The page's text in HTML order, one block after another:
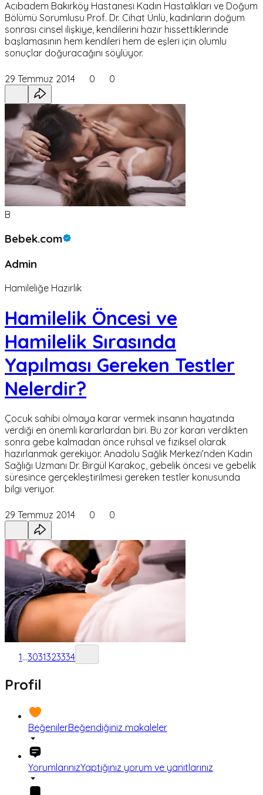
Acıbadem Bakırköy Hastanesi Kadın Hastalıkları ve Doğum
Bölümü Sorumlusu Prof. Dr. Cihat Ünlü, kadınların doğum
sonrası cinsel ilişkiye, kendilerini hazır hissettiklerinde
başlamasının hem kendileri hem de eşleri için olumlu
sonuçlar doğuracağını söylüyor.
29 Temmuz 2014 0 0
B
Bebek.com
Admin
Hamileliğe Hazırlık
Hamilelik Öncesi ve
Hamilelik Sırasında
Yapılması Gereken Testler
Nelerdir?
Çocuk sahibi olmaya karar vermek insanın hayatında
verdiği en önemli kararlardan biri. Bu zor kararı verdikten
sonra gebe kalmadan önce ruhsal ve fiziksel olarak
hazırlanmak gerekiyor. Anadolu Sağlık Merkezi’nden Kadın
Sağlığı Uzmanı Dr. Birgül Karakoç, gebelik öncesi ve gebelik
süresince gerçekleştirilmesi gereken testler konusunda
bilgi veriyor.
29 Temmuz 2014 0 0
1...3031323334
Profil
BeğenilerBeğendiğiniz makaleler
YorumlarınızYaptığınız yorum ve yanıtlarınız